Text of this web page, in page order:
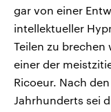
gar von einer
intellektueller
Teilen zu brechen
einer der
Ricoeur. Nach
Jahrhunderts sei